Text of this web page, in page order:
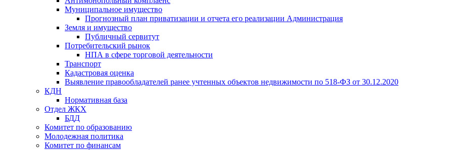
Муниципальное имущество
Прогнозный план приватизации и отчета его реализации Администрация
Земля и имущество
Публичный сервитут
Потребительский рынок
НПА в сфере торговой деятельности
Транспорт
Кадастровая оценка
Выявление правообладателей ранее учтенных объектов недвижимости по 518-ФЗ от 30.12.2020
КДН
Нормативная база
Отдел ЖКХ
БДД
Комитет по образованию
Молодежная политика
Комитет по финансам